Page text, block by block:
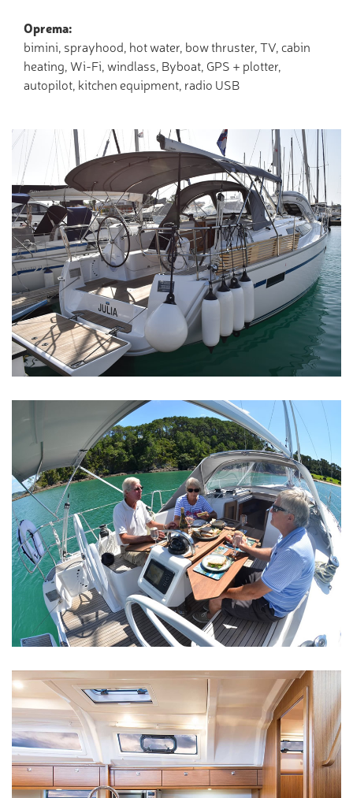
Oprema:
bimini, sprayhood, hot water, bow thruster, TV, cabin
heating, Wi-Fi, windlass, Byboat, GPS + plotter,
autopilot, kitchen equipment, radio USB